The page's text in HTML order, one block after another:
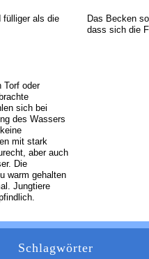
fülliger als die
Das Becken
dass sich die
Torf oder
sich bei
des Wassers
mit stark
aber auch
Die
warm gehalten
Jungtiere
Schlagwörter